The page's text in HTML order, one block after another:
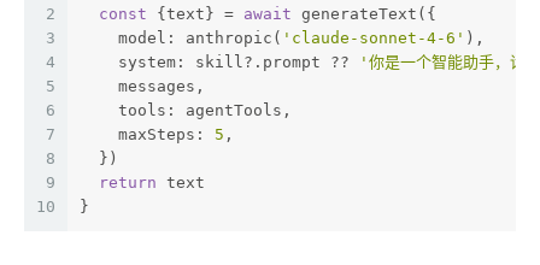
2
3
4
5
6
7
8
9
10
const {text} = await generateText({
    model: anthropic(
'claude-sonnet-4-6' ),
    system: skill?.prompt ??
'你是一个智能助手，请
    messages,
    tools: agentTools,
    maxSteps:
5 ,
  })
return text
}